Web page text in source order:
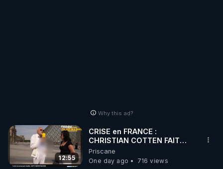
Why this ad?
12:55
CRISE en FRANCE :
CHRISTIAN COTTEN FAIT
une étrange découverte
Priscane
One day ago
716 views